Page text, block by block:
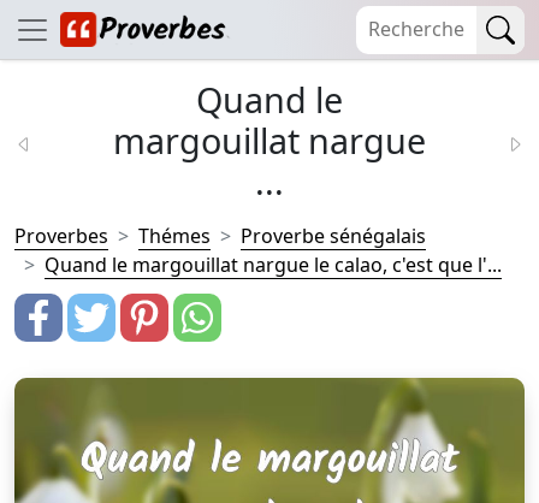
Quand le
margouillat nargue
...
Proverbes Thémes
Proverbe sénégalais
Quand le margouillat nargue le calao, c'est que l'...